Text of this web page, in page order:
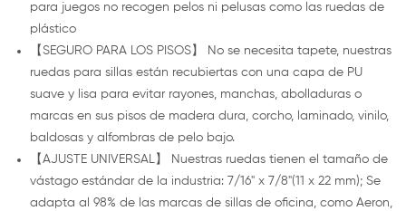
para juegos no recogen pelos ni pelusas como las ruedas de
plástico
【SEGURO PARA LOS PISOS】 No se necesita tapete, nuestras
ruedas para sillas están recubiertas con una capa de PU
suave y lisa para evitar rayones, manchas, abolladuras o
marcas en sus pisos de madera dura, corcho, laminado, vinilo,
baldosas y alfombras de pelo bajo.
【AJUSTE UNIVERSAL】 Nuestras ruedas tienen el tamaño de
vástago estándar de la industria: 7/16" x 7/8"(11 x 22 mm); Se
adapta al 98% de las marcas de sillas de oficina, como Aeron,